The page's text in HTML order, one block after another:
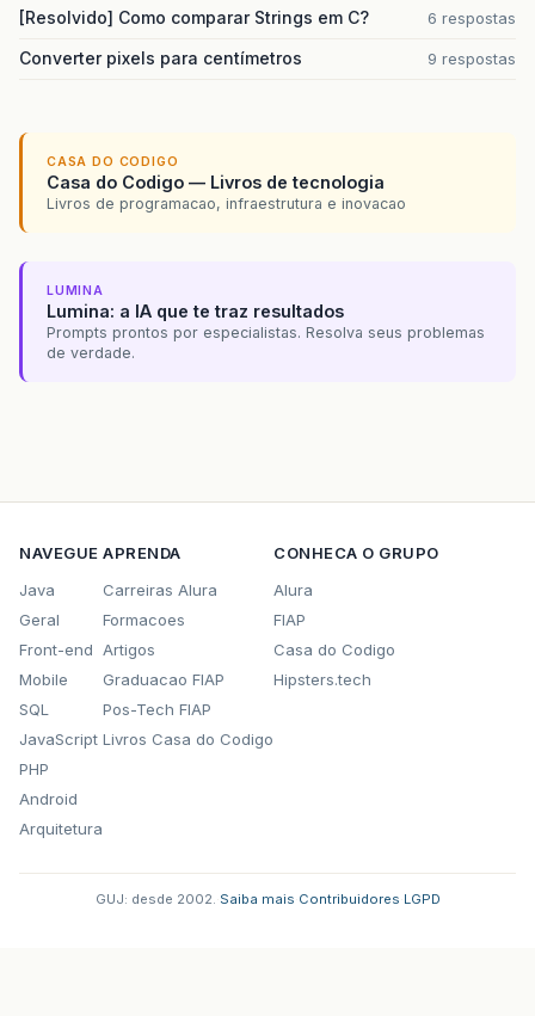
[Resolvido] Como comparar Strings em C? 6 respostas
Converter pixels para centímetros 9 respostas
CASA DO CODIGO
Casa do Codigo — Livros de tecnologia
Livros de programacao, infraestrutura e inovacao
LUMINA
Lumina: a IA que te traz resultados
Prompts prontos por especialistas. Resolva seus problemas
de verdade.
NAVEGUE
Java
Geral
Front-end
Mobile
SQL
JavaScript
PHP
Android
Arquitetura
APRENDA
Carreiras Alura
Formacoes
Artigos
Graduacao FIAP
Pos-Tech FIAP
Livros Casa do Codigo
CONHECA O GRUPO
Alura
FIAP
Casa do Codigo
Hipsters.tech
GUJ: desde 2002. Saiba mais Contribuidores LGPD